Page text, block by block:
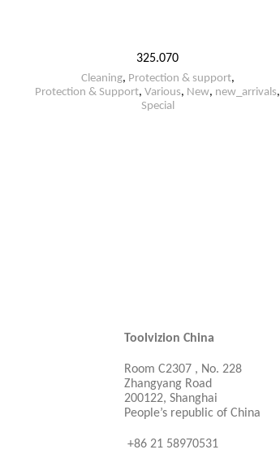
325.070
Cleaning, Protection & support,
Protection & Support, Various, New, new_arrivals,
Special
Toolvizion China
Room C2307 , No. 228
Zhangyang Road
200122, Shanghai
People’s republic of China
+86 21 58970531